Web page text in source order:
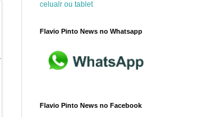
Flavio Pinto News no Whatsapp
Flavio Pinto News no Facebook